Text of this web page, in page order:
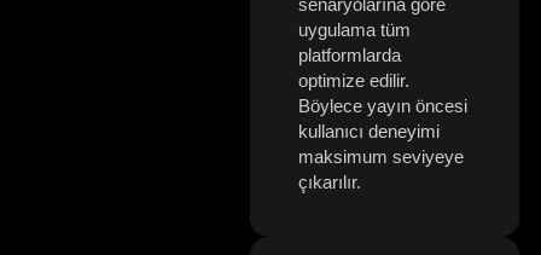
senaryolarına göre
uygulama tüm
platformlarda
optimize edilir.
Böylece yayın öncesi
kullanıcı deneyimi
maksimum seviyeye
çıkarılır.